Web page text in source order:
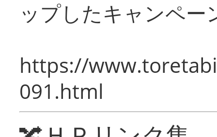
ップしたキャンペー
https://
091.html